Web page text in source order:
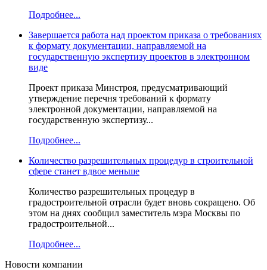
Подробнее...
Завершается работа над проектом приказа о требованиях
к формату документации, направляемой на
государственную экспертизу проектов в электронном
виде
Проект приказа Минстроя, предусматривающий
утверждение перечня требований к формату
электронной документации, направляемой на
государственную экспертизу...
Подробнее...
Количество разрешительных процедур в строительной
сфере станет вдвое меньше
Количество разрешительных процедур в
градостроительной отрасли будет вновь сокращено. Об
этом на днях сообщил заместитель мэра Москвы по
градостроительной...
Подробнее...
Новости компании